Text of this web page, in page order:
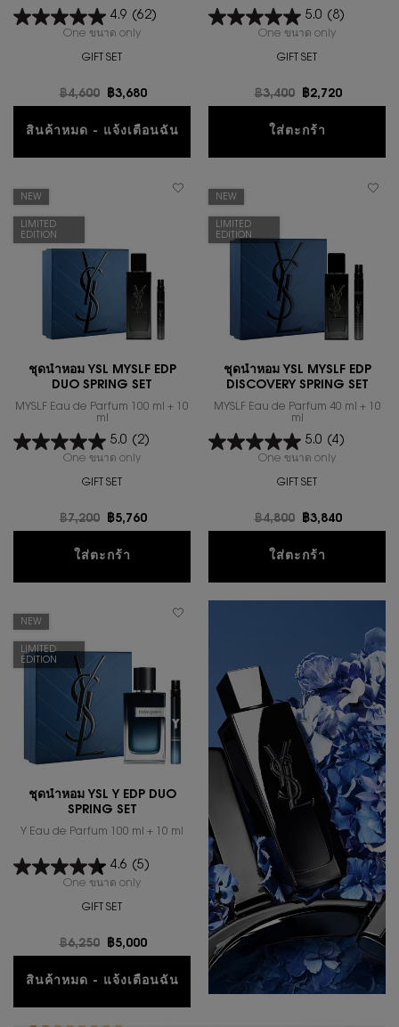
4.9 (62)
One ขนาด only for ชุดน้ำหอม YSL LIBRE EDP DUO SPRING SET
GIFT SET
ราคาเก่า
฿4,600 ราคาใหม่
฿3,680
สินค้าหมด - แจ้งเตือนฉัน
5.0 (8)
One ขนาด only
GIFT SET
ราคาเก่า
฿3,400 ราคาใหม่
฿2,720
ใส่ตะกร้า
NEW
LIMITED
EDITION
ชุดน้ำหอม YSL MYSLF EDP
DUO SPRING SET
MYSLF Eau de Parfum 100 ml + 10
ml
5.0 (2)
One ขนาด only for ชุดน้ำหอม YSL MYSLF EDP DUO SPRING SET
GIFT SET
ราคาเก่า
฿7,200 ราคาใหม่
฿5,760
ใส่ตะกร้า ชุดน้ำหอม YSL MYSLF EDP DUO SPRING
NEW
LIMITED
EDITION
ชุดน้ำหอม YSL MYSLF EDP
DISCOVERY SPRING SET
MYSLF Eau de Parfum 40 ml + 10
ml
5.0 (4)
One ขนาด only
GIFT SET
ราคาเก่า
฿4,800 ราคาใหม่
฿3,840
ใส่ตะกร้า
NEW
LIMITED
EDITION
ชุดน้ำหอม YSL Y EDP DUO
SPRING SET
Y Eau de Parfum 100 ml + 10 ml
4.6 (5)
One ขนาด only for ชุดน้ำหอม YSL Y EDP DUO SPRING SET
GIFT SET
ราคาเก่า
฿6,250 ราคาใหม่
฿5,000
สินค้าหมด - แจ้งเตือนฉัน
WHEN THE ชุดน้ำหอม YSL